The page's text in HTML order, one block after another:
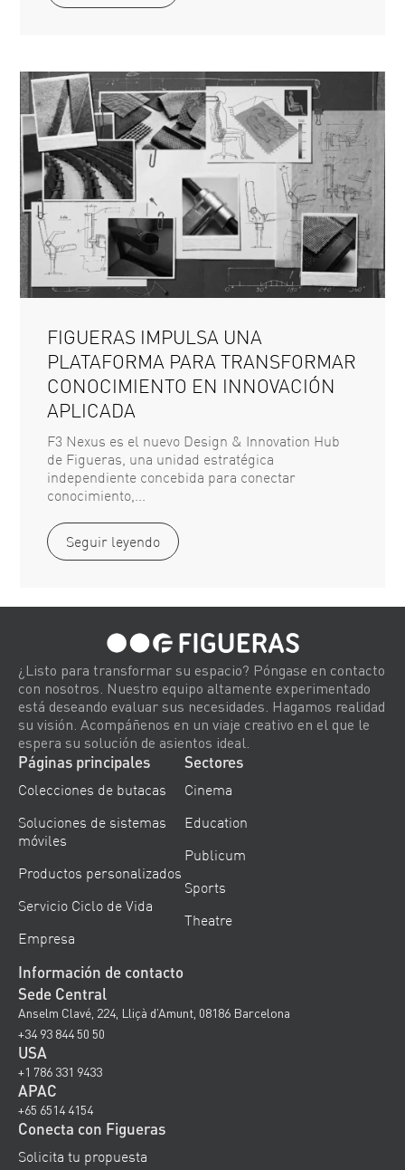
FIGUERAS IMPULSA UNA
PLATAFORMA PARA TRANSFORMAR
CONOCIMIENTO EN INNOVACIÓN
APLICADA
F3 Nexus es el nuevo Design & Innovation Hub
de Figueras, una unidad estratégica
independiente concebida para conectar
conocimiento,...
Seguir leyendo
¿Listo para transformar su espacio? Póngase en contacto
con nosotros. Nuestro equipo altamente experimentado
está deseando evaluar sus necesidades. Hagamos realidad
su visión. Acompáñenos en un viaje creativo en el que le
espera su solución de asientos ideal.
Páginas principales
Colecciones de butacas
Soluciones de sistemas
móviles
Productos personalizados
Servicio Ciclo de Vida
Empresa
Sectores
Cinema
Education
Publicum
Sports
Theatre
Información de contacto
Sede Central
Anselm Clavé, 224, Lliçà d’Amunt, 08186 Barcelona
+34 93 844 50 50
USA
+1 786 331 9433
APAC
+65 6514 4154
Conecta con Figueras
Solicita tu propuesta